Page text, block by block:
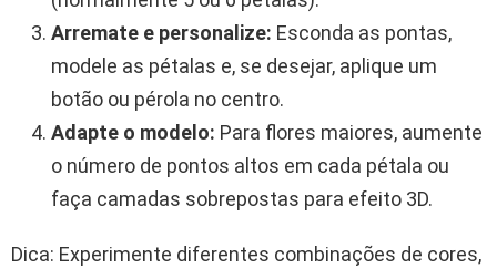
Arremate e personalize: Esconda as pontas,
modele as pétalas e, se desejar, aplique um
botão ou pérola no centro.
Adapte o modelo: Para flores maiores, aumente
o número de pontos altos em cada pétala ou
faça camadas sobrepostas para efeito 3D.
Dica: Experimente diferentes combinações de cores,